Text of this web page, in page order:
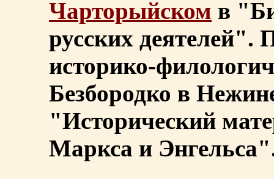
Чарторыйском в
русских деятелей".
историко-
Безбородко в
"Исторический
Маркса и